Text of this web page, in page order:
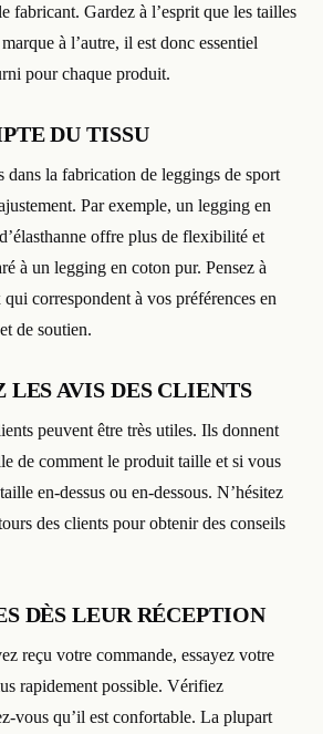
fabricant. Gardez à l’esprit que les tailles
à l’autre, il est donc essentiel
pour chaque produit.
DU TISSU
dans la fabrication de leggings de sport
Par exemple, un legging en
offre plus de flexibilité et
à un legging en coton pur. Pensez à
correspondent à vos préférences en
de soutien.
LES AVIS DES CLIENTS
peuvent être très utiles. Ils donnent
de comment le produit taille et si vous
en-dessus ou en-dessous. N’hésitez
des clients pour obtenir des conseils
DÈS LEUR RÉCEPTION
reçu votre commande, essayez votre
rapidement possible. Vérifiez
vous qu’il est confortable. La plupart